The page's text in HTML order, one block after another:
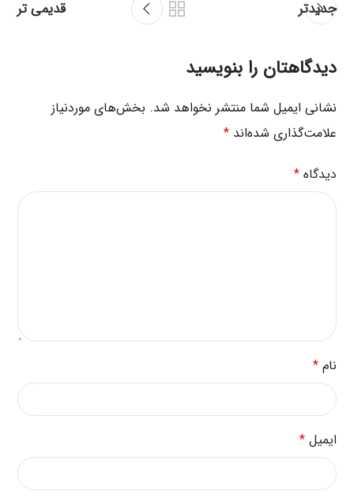
جدیدتر قدیمی تر
دیدگاهتان را بنویسید
نشانی ایمیل شما منتشر نخواهد شد. بخش‌های موردنیاز
علامت‌گذاری شده‌اند*
دیدگاه*
نام*
ایمیل*